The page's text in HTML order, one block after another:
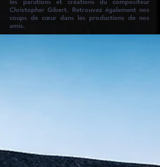
Christopher Gibert. Retrouvez également nos
coups de cœur dans les productions de nos
amis.